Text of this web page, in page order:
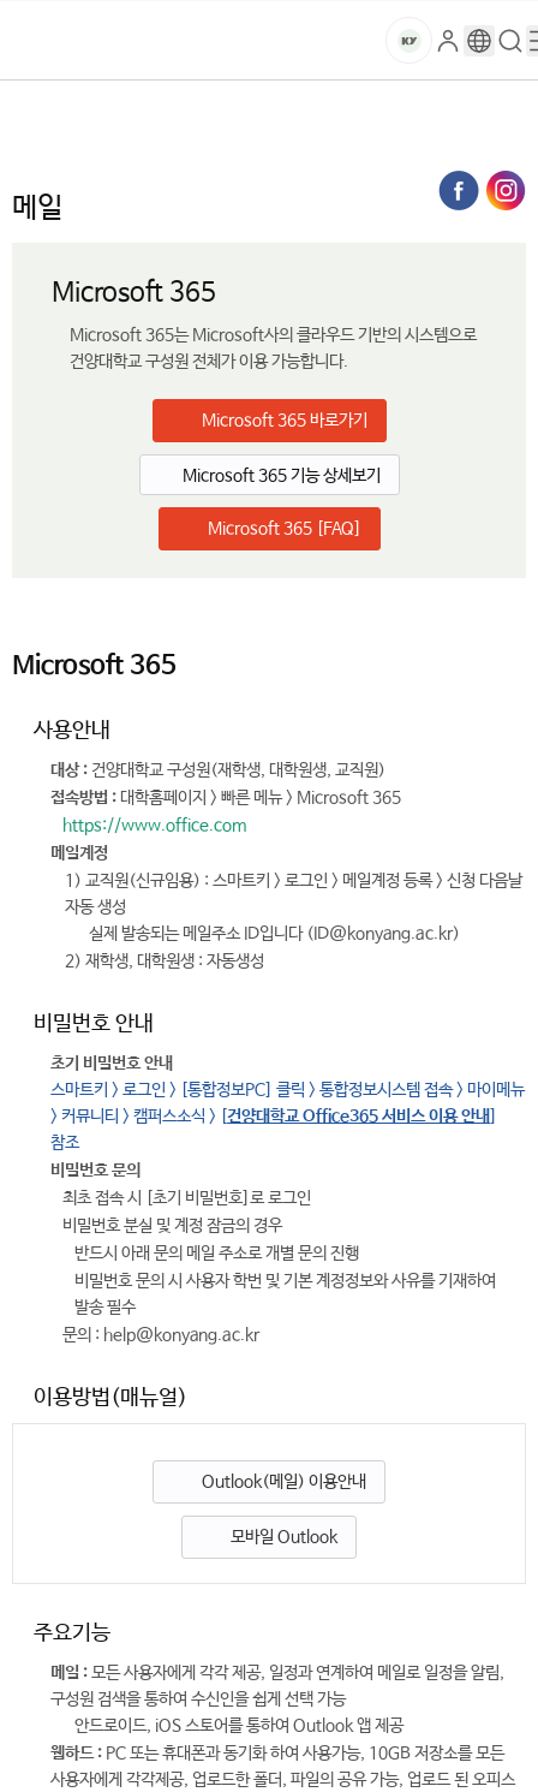
건
대
교
마
로
그
구
글
검
색
메메일
Microsoft 365
Microsoft 365는 Microsoft사의 클라우드 기반의 시스템으로
건양대학교 구성원 전체가 이용 가능합니다.
Microsoft 365 바로가기
Microsoft 365 기능 상세보기
Microsoft 365 [FAQ]
Microsoft 365
사용안내
대상 : 건양대학교 구성원(재학생, 대학원생, 교직원)
접속방법 : 대학홈페이지 > 빠른 메뉴 > Microsoft 365
https://www.office.com
메일계정
1) 교직원(신규임용) : 스마트키 > 로그인 > 메일계정 등록 > 신청 다음날
자동 생성
실제 발송되는 메일주소 ID입니다 (ID@konyang.ac.kr)
2) 재학생, 대학원생 : 자동생성
비밀번호 안내
초기 비밀번호 안내
스마트키 > 로그인 > [통합정보PC] 클릭 > 통합정보시스템 접속 > 마이메뉴
> 커뮤니티 > 캠퍼스소식 > [ 건양대학교 Office365 서비스 이용 안내
참조
비밀번호 문의
최초 접속 시 [초기 비밀번호]로 로그인
비밀번호 분실 및 계정 잠금의 경우
반드시 아래 문의 메일 주소로 개별 문의 진행
비밀번호 문의 시 사용자 학번 및 기본 계정정보와 사유를 기재하여
발송 필수
문의 : help@konyang.ac.kr
이용방법(매뉴얼)
Outlook(메일) 이용안내
모바일 Outlook
주요기능
메일 :모든 사용자에게 각각 제공, 일정과 연계하여 메일로 일정을 알림,
구성원 검색을 통하여 수신인을 쉽게 선택 가능
안드로이드, iOS 스토어를 통하여 Outlook 앱 제공
웹하드 : PC 또는 휴대폰과 동기화 하여 사용가능, 10GB 저장소를 모든
사용자에게 각각제공, 업로드한 폴더, 파일의 공유 가능, 업로드 된 오피스